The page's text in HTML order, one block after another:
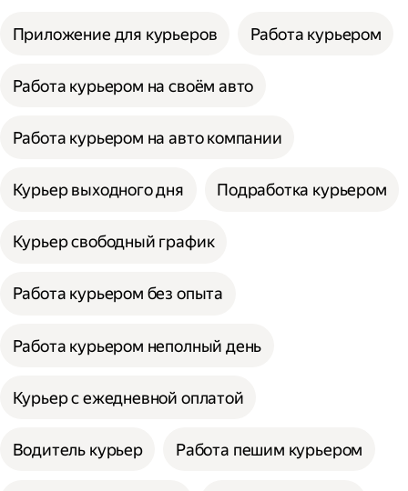
Приложение для курьеров Работа курьером
Работа курьером на своём авто
Работа курьером на авто компании
Курьер выходного дня Подработка курьером
Курьер свободный график
Работа курьером без опыта
Работа курьером неполный день
Курьер с ежедневной оплатой
Водитель курьер Работа пешим курьером